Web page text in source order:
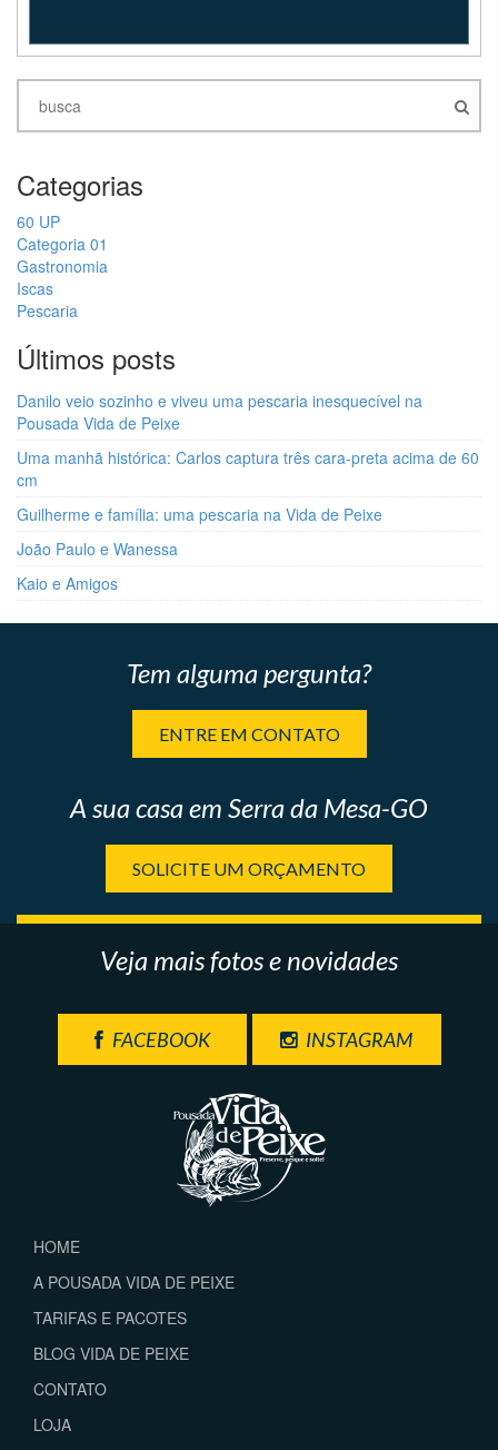
Categorias
60 UP
Categoria 01
Gastronomia
Iscas
Pescaria
Últimos posts
Danilo veio sozinho e viveu uma pescaria inesquecível na
Pousada Vida de Peixe
Uma manhã histórica: Carlos captura três cara-preta acima de 60
cm
Guilherme e família: uma pescaria na Vida de Peixe
João Paulo e Wanessa
Kaio e Amigos
Tem alguma pergunta?
ENTRE EM CONTATO
A sua casa em Serra da Mesa-GO
SOLICITE UM ORÇAMENTO
Veja mais fotos e novidades
FACEBOOK INSTAGRAM
HOME
A POUSADA VIDA DE PEIXE
TARIFAS E PACOTES
BLOG VIDA DE PEIXE
CONTATO
LOJA